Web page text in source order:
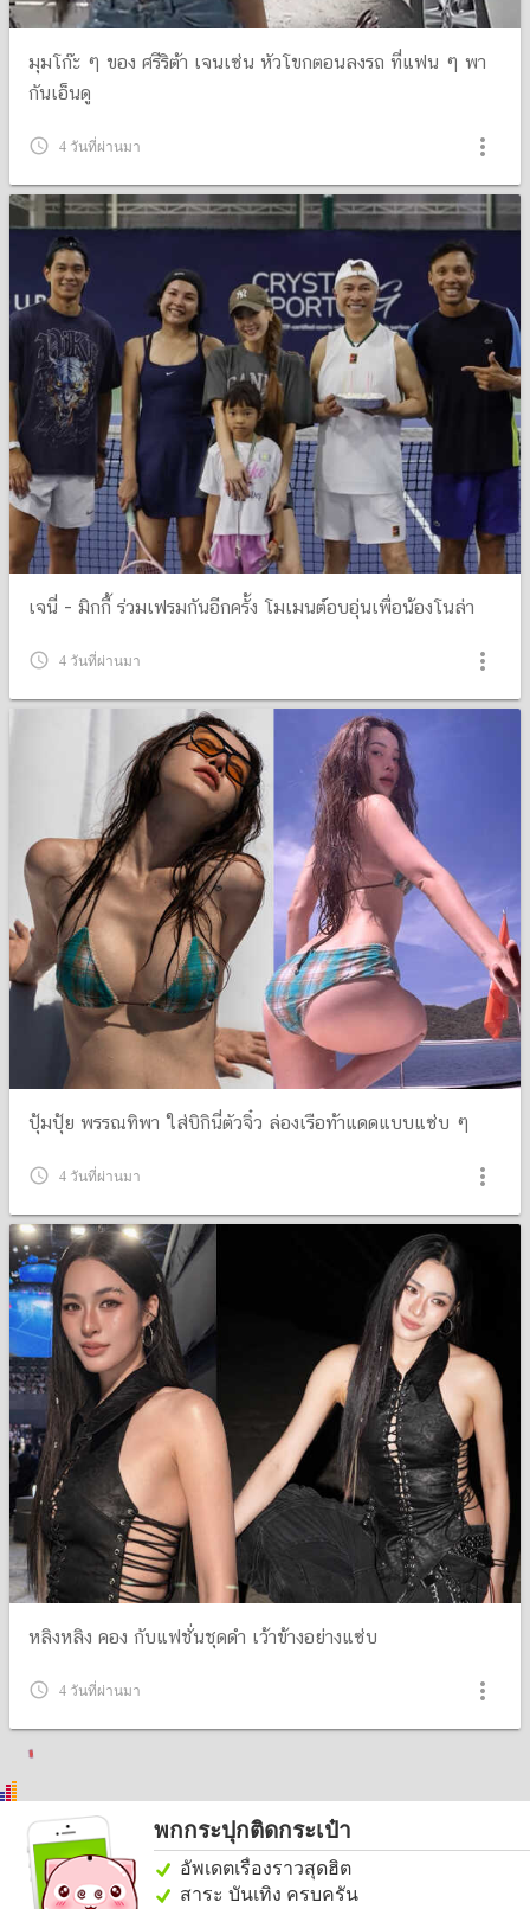
มุมโก๊ะ ๆ ของ ศรีริต้า เจนเซ่น หัวโขกตอนลงรถ ที่แฟน ๆ พา
กันเอ็นดู
query_builder 4 วันที่ผ่านมา more_vert
เจนี่ - มิกกี้ ร่วมเฟรมกันอีกครั้ง โมเมนต์อบอุ่นเพื่อน้องโนล่า
query_builder 4 วันที่ผ่านมา more_vert
ปุ้มปุ้ย พรรณทิพา ใส่บิกินี่ตัวจิ๋ว ล่องเรือท้าแดดแบบแซ่บ ๆ
query_builder 4 วันที่ผ่านมา more_vert
หลิงหลิง คอง กับแฟชั่นชุดดำ เว้าข้างอย่างแซ่บ
query_builder 4 วันที่ผ่านมา more_vert
พกกระปุกติดกระเป๋า
อัพเดตเรื่องราวสุดฮิต
สาระ บันเทิง ครบครัน